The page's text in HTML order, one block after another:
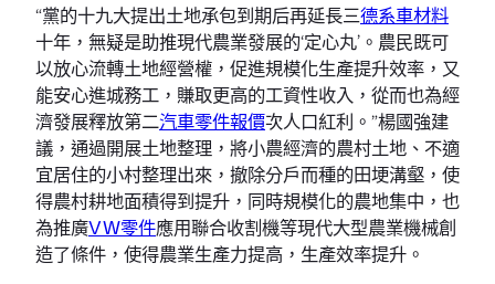
“黨的十九大提出土地承包到期后再延長三德系車材料
十年，無疑是助推現代農業發展的‘定心丸’。農民既可
以放心流轉土地經營權，促進規模化生產提升效率，又
能安心進城務工，賺取更高的工資性收入，從而也為經
濟發展釋放第二汽車零件報價次人口紅利。”楊國強建
議，通過開展土地整理，將小農經濟的農村土地、不適
宜居住的小村整理出來，撤除分戶而種的田埂溝壑，使
得農村耕地面積得到提升，同時規模化的農地集中，也
為推廣VW零件應用聯合收割機等現代大型農業機械創
造了條件，使得農業生產力提高，生產效率提升。